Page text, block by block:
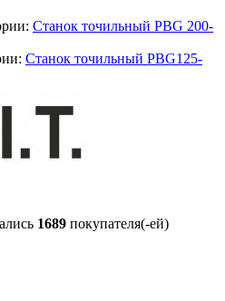
Станок точильный PBG 200-
Станок точильный PBG125-
1689 покупателя(-ей)